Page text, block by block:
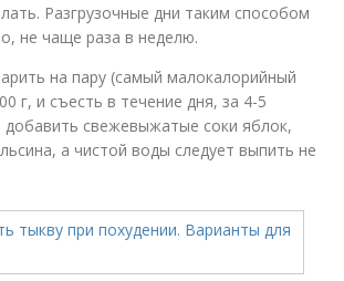
Разгрузочные дни таким способом
не чаще раза в неделю.
на пару (самый малокалорийный
г, и съесть в течение дня, за 4-5
свежевыжатые соки яблок,
а чистой воды следует выпить не